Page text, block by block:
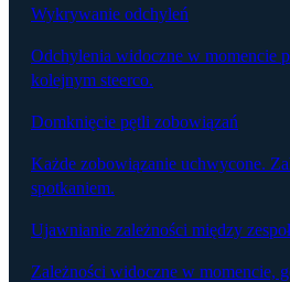
Wykrywanie odchyleń
Odchylenia widoczne w momencie
kolejnym steerco.
Domknięcie pętli zobowiązań
Każde zobowiązanie uchwycone.
spotkaniem.
Ujawnianie zależności między
Zależności widoczne w momencie,